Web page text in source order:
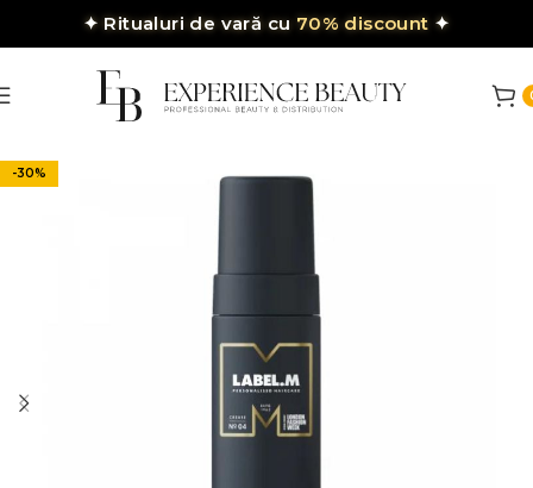
✦ Ritualuri de vară cu 70% discount ✦
-30%